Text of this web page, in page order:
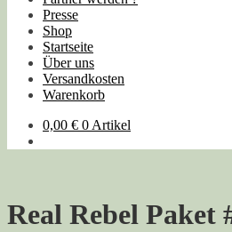
Presse
Shop
Startseite
Über uns
Versandkosten
Warenkorb
0,00 € 0 Artikel
Real Rebel Paket